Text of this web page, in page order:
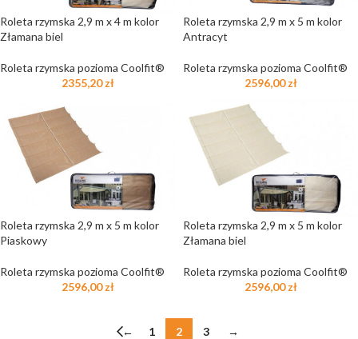
Roleta rzymska 2,9 m x 4 m kolor
Złamana biel
Roleta rzymska pozioma Coolfit®
2355,20zł
Roleta rzymska 2,9 m x 5 m kolor
Antracyt
Roleta rzymska pozioma Coolfit®
2596,00zł
Roleta rzymska 2,9 m x 5 m kolor
Piaskowy
Roleta rzymska pozioma Coolfit®
2596,00zł
Roleta rzymska 2,9 m x 5 m kolor
Złamana biel
Roleta rzymska pozioma Coolfit®
2596,00zł
← 1 2 3 →